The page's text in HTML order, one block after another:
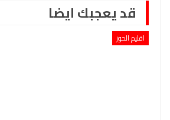
قد يعجبك ايضا
اقليم الحوز